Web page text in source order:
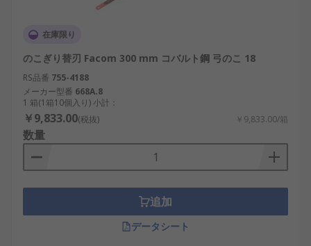
在庫限り
のこぎり替刃 Facom 300 mm コバルト鋼 弓のこ 18
RS品番 755-4188
メーカー型番 668A.8
1 箱(1箱10個入り) 小計：
￥9,833.00(税抜) ￥9,833.00/箱
数量
追加
データシート